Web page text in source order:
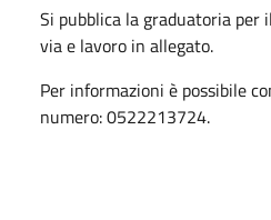
Si pubblica la graduatoria per
via e lavoro in allegato.
Per informazioni è possibile
numero: 0522213724.